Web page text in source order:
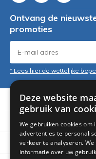
Ontvang de
promoties
* Lees hier de wettelijke
Klantenservice
Mijn account
Categorieën
Deze website
gebruik van
We gebruiken cookies om
advertenties te
verkeer te analyseren. We
informatie over uw